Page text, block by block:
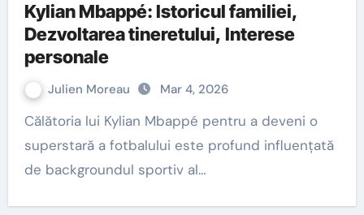
Kylian Mbappé: Istoricul familiei,
Dezvoltarea tineretului, Interese
personale
Julien Moreau Mar 4, 2026
Călătoria lui Kylian Mbappé pentru a deveni o
superstară a fotbalului este profund influențată
de backgroundul sportiv al…